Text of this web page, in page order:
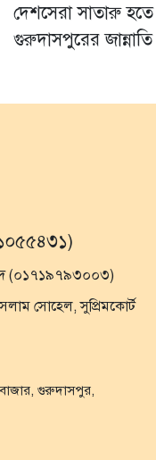
দেশসেরা সাতারু হতে
গুরুদাসপুরের জান্নাতি
(০১৭১৯৭৯৩০০৩)
সোহেল, সুপ্রিমকোর্ট
বাজার, গুরুদাসপুর,